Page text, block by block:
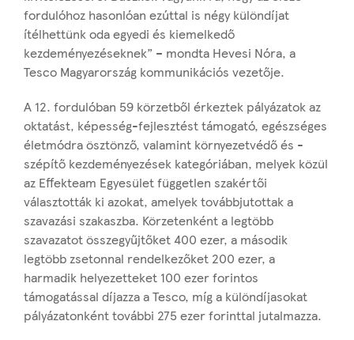
fordulóhoz hasonlóan ezúttal is négy különdíjat
ítélhettünk oda egyedi és kiemelkedő
kezdeményezéseknek” – mondta Hevesi Nóra, a
Tesco Magyarország kommunikációs vezetője.
A 12. fordulóban 59 körzetből érkeztek pályázatok az
oktatást, képesség-fejlesztést támogató, egészséges
életmódra ösztönző, valamint környezetvédő és -
szépítő kezdeményezések kategóriában, melyek közül
az Effekteam Egyesület független szakértői
választották ki azokat, amelyek továbbjutottak a
szavazási szakaszba. Körzetenként a legtöbb
szavazatot összegyűjtőket 400 ezer, a második
legtöbb zsetonnal rendelkezőket 200 ezer, a
harmadik helyezetteket 100 ezer forintos
támogatással díjazza a Tesco, míg a különdíjasokat
pályázatonként további 275 ezer forinttal jutalmazza.